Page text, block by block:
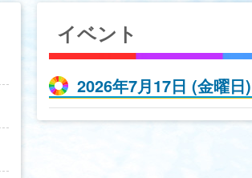
イベント
2026年7月17日 (金曜日)